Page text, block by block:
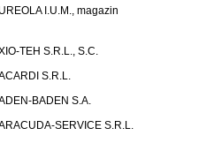
I.U.M., magazin
TEH S.R.L., S.C.
S.R.L.
BADEN S.A.
SERVICE S.R.L.